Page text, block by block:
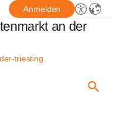
Anmelden
an der
triesting